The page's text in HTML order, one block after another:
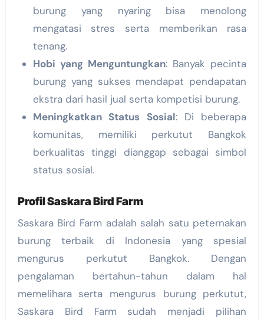
burung yang nyaring bisa menolong
mengatasi stres serta memberikan rasa
tenang.
Hobi yang Menguntungkan: Banyak pecinta
burung yang sukses mendapat pendapatan
ekstra dari hasil jual serta kompetisi burung.
Meningkatkan Status Sosial: Di beberapa
komunitas, memiliki perkutut Bangkok
berkualitas tinggi dianggap sebagai simbol
status sosial.
Profil Saskara Bird Farm
Saskara Bird Farm adalah salah satu peternakan
burung terbaik di Indonesia yang spesial
mengurus perkutut Bangkok. Dengan
pengalaman bertahun-tahun dalam hal
memelihara serta mengurus burung perkutut,
Saskara Bird Farm sudah menjadi pilihan